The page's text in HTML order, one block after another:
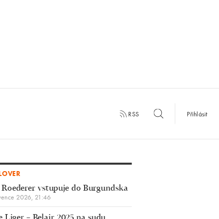
RSS Přihlásit
vstupuje do Burgundska
2026, 21:46